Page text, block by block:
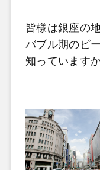
皆様は銀座の
バブル期のピ
知っています